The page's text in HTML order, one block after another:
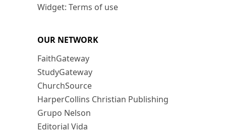
Widget: Terms of use
OUR NETWORK
FaithGateway
StudyGateway
ChurchSource
HarperCollins Christian Publishing
Grupo Nelson
Editorial Vida